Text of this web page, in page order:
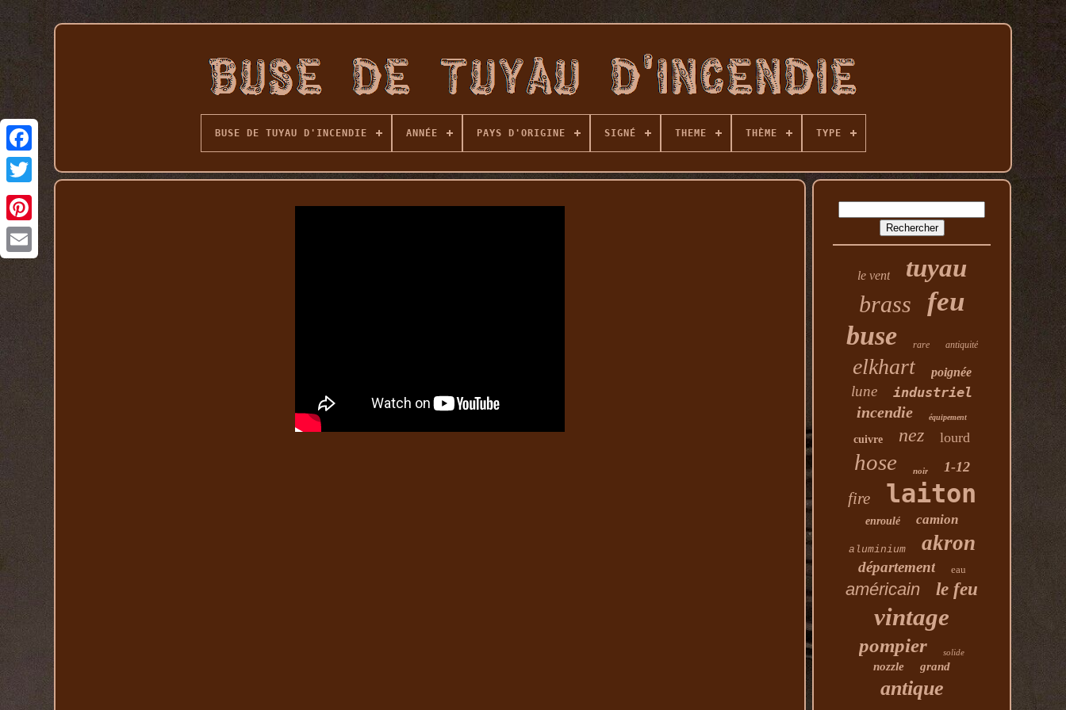
BUSE DE TUYAU D'INCENDIE ANNÉE PAYS D'ORIGINE SIGNÉ THEME THÈME TYPE
le vent tuyau
brass feu
buse rare antiquité
elkhart poignée
lune industriel
incendie équipement
cuivre nez lourd
hose noir 1-12
fire laiton
enroulé camion
aluminium akron
département eau
américain le feu
vintage
pompier solide
nozzle grand
antique